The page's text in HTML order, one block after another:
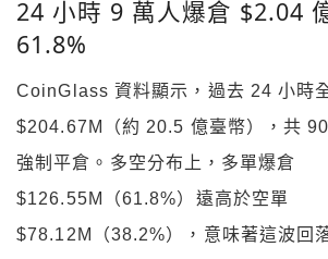
24 小時 9 萬人爆倉 $2.04
61.8%
CoinGlass 資料顯示，過去 24 小時
$204.67M（約 20.5 億臺幣），共
強制平倉。多空分布上，多單爆倉
$126.55M（61.8%）遠高於空單
$78.12M（38.2%），意味著這波回